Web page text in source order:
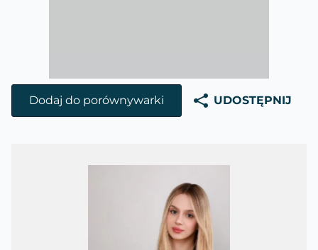
Dodaj do porównywarki UDOSTĘPNIJ